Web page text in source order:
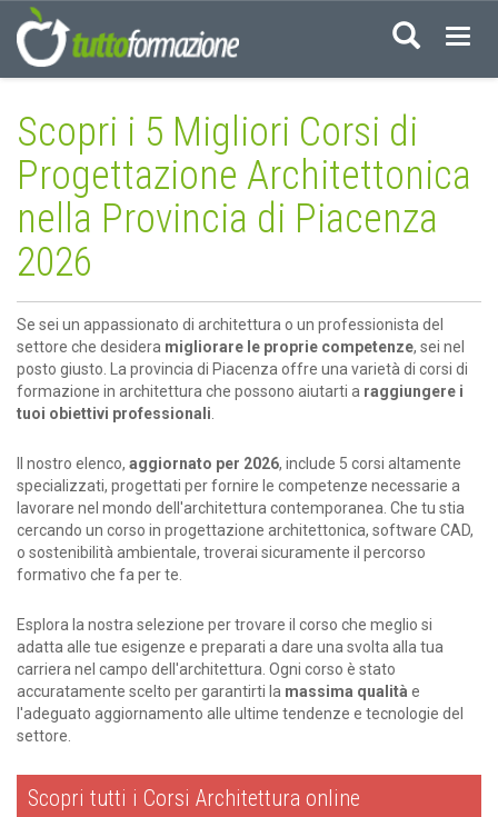
Scopri i 5 Migliori Corsi di
Progettazione Architettonica
nella Provincia di Piacenza
2026
Se sei un appassionato di architettura o un professionista del
settore che desidera migliorare le proprie competenze, sei nel
posto giusto. La provincia di Piacenza offre una varietà di corsi di
formazione in architettura che possono aiutarti a raggiungere i
tuoi obiettivi professionali
Il nostro elenco, aggiornato per 2026, include 5 corsi altamente
specializzati, progettati per fornire le competenze necessarie a
lavorare nel mondo dell'architettura contemporanea. Che tu stia
cercando un corso in progettazione architettonica, software CAD,
o sostenibilità ambientale, troverai sicuramente il percorso
formativo che fa per te.
Esplora la nostra selezione per trovare il corso che meglio si
adatta alle tue esigenze e preparati a dare una svolta alla tua
carriera nel campo dell'architettura. Ogni corso è stato
accuratamente scelto per garantirti la massima qualità e
l'adeguato aggiornamento alle ultime tendenze e tecnologie del
settore.
Scopri tutti i Corsi Architettura online